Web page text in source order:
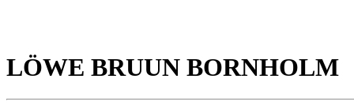
LÖWE BRUUN BORNHOLM